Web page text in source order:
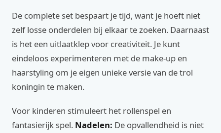
De complete set bespaart je tijd, want je hoeft niet
zelf losse onderdelen bij elkaar te zoeken. Daarnaast
is het een uitlaatklep voor creativiteit. Je kunt
eindeloos experimenteren met de make-up en
haarstyling om je eigen unieke versie van de trol
koningin te maken.
Voor kinderen stimuleert het rollenspel en
fantasierijk spel. Nadelen: De opvallendheid is niet